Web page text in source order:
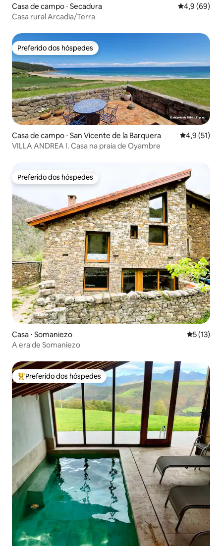
Casa de campo ⋅ Secadura 4,9 de uma
4,9 (69)
Casa rural Arcadia/Terra
Preferido dos hóspedes
Preferido dos hóspedes
Casa de campo ⋅ San Vicente de la Barquera 4,9 de uma
4,9 (51)
VILLA ANDREA I. Casa na praia de Oyambre
Preferido dos hóspedes
Preferido dos hóspedes
Casa ⋅ Somaniezo 5 de uma
5 (13)
A era de Somaniezo
Entre os melhores preferidos dos hóspedes
Preferido dos hóspedes